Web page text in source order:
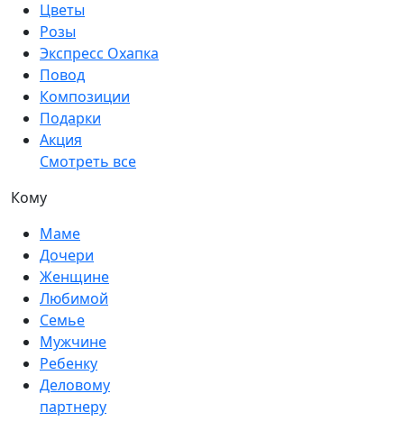
Цветы
Розы
Экспресс Охапка
Повод
Композиции
Подарки
Акция
Смотреть все
Кому
Маме
Дочери
Женщине
Любимой
Семье
Мужчине
Ребенку
Деловому
партнеру